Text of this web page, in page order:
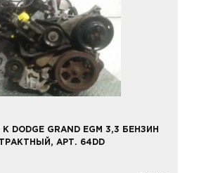
Nitro
Ram (1990 - 2003)
Ram (2005 - наст. время)
Stratus
Viper (1991 - 2002)
Viper (2007 - 2010)
DODGE GRAND EGM 3,3 БЕНЗИН
АРТ. 64DD